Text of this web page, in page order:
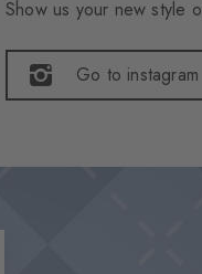
Show us your new style
Go to instagram